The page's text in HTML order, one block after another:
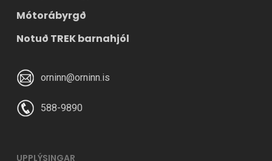
Mótorábyrgð
Notuð TREK barnahjól
orninn@orninn.is
588-9890
UPPLÝSINGAR